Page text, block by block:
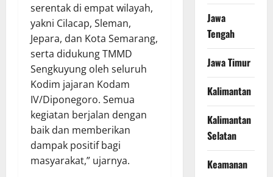
serentak di empat wilayah,
yakni Cilacap, Sleman,
Jepara, dan Kota Semarang,
serta didukung TMMD
Sengkuyung oleh seluruh
Kodim jajaran Kodam
IV/Diponegoro. Semua
kegiatan berjalan dengan
baik dan memberikan
dampak positif bagi
masyarakat,” ujarnya.
Jawa
Tengah
Jawa Timur
Kalimantan
Kalimantan
Selatan
Keamanan